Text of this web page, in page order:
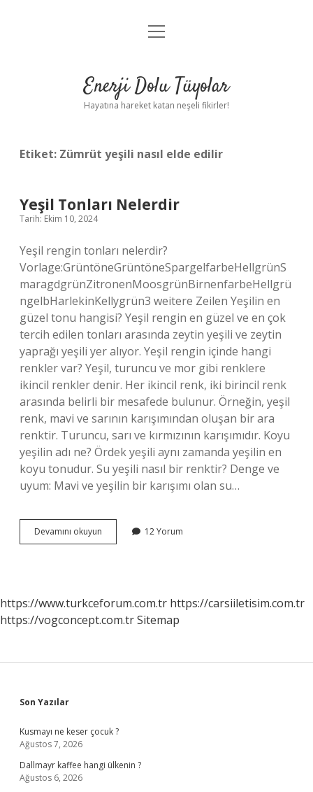
Anasayfa
Yasal Uyarı
menüyü
Enerji Dolu Tüyolar
Hayatına hareket katan neşeli fikirler!
Etiket: Zümrüt yeşili nasıl elde edilir
Yeşil Tonları Nelerdir
Tarih: Ekim 10, 2024
Yeşil rengin tonları nelerdir?
Vorlage:GrüntöneGrüntöneSpargelfarbeHellgrünS
maragdgrünZitronenMoosgrünBirnenfarbeHellgrü
ngelbHarlekinKellygrün3 weitere Zeilen Yeşilin en
güzel tonu hangisi? Yeşil rengin en güzel ve en çok
tercih edilen tonları arasında zeytin yeşili ve zeytin
yaprağı yeşili yer alıyor. Yeşil rengin içinde hangi
renkler var? Yeşil, turuncu ve mor gibi renklere
ikincil renkler denir. Her ikincil renk, iki birincil renk
arasında belirli bir mesafede bulunur. Örneğin, yeşil
renk, mavi ve sarının karışımından oluşan bir ara
renktir. Turuncu, sarı ve kırmızının karışımıdır. Koyu
yeşilin adı ne? Ördek yeşili aynı zamanda yeşilin en
koyu tonudur. Su yeşili nasıl bir renktir? Denge ve
uyum: Mavi ve yeşilin bir karışımı olan su…
Devamını okuyun
Tonları
12 Yorum
https://www.turkceforum.com.tr https://carsiiletisim.com.tr
https://vogconcept.com.trSitemap
Sidebar
Son Yazılar
Kusmayı ne keser çocuk ?
Ağustos 7, 2026
Dallmayr kaffee hangi ülkenin ?
Ağustos 6, 2026